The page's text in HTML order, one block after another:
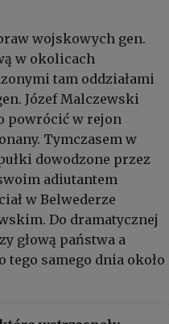
wojskowych gen.
w okolicach
tam oddziałami
Józef Malczewski
powrócić w rejon
Tymczasem w
dowodzone przez
adiutantem
w Belwederze
Do dramatycznej
głową państwa a
tego samego dnia około